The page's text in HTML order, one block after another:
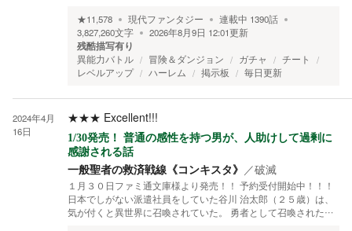
★11,578 現代ファンタジー 連載中 1390話
3,827,260文字 2026年8月9日 12:01更新
残酷描写有り
異能力バトル 冒険＆ダンジョン ガチャ
チート
レベルアップ
ハーレム 掲示板 毎日更新
2024年4月
16日
★★★ Excellent!!!
1/30発売！ 普通の感性を持つ男が、人助けして過剰に
感謝される話
一般聖者の救済戦線《コンキスタ》 ／破滅
１月３０日ファミ通文庫様より発売！！ 予約受付開始中！！！
日本でしがない派遣社員をしていた谷川 治太郎（２５歳）は、
気が付くと異世界に召喚されていた。 勇者として召喚された…